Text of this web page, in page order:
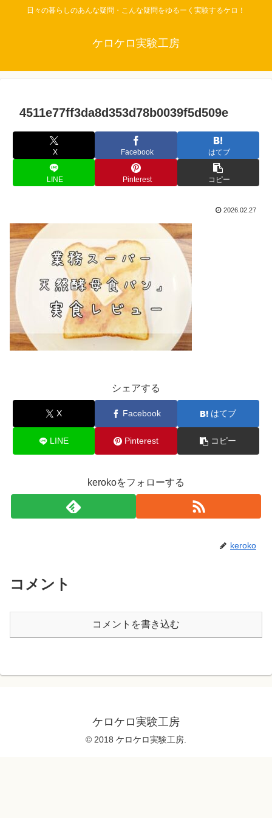
日々の暮らしのあんな疑問・こんな疑問をゆるーく実験するケロ！
ケロケロ実験工房
4511e77ff3da8d353d78b0039f5d509e
X Facebook はてブ
LINE Pinterest コピー
2026.02.27
シェアする
X Facebook はてブ
LINE Pinterest コピー
kerokoをフォローする
keroko
コメント
コメントを書き込む
ケロケロ実験工房
© 2018 ケロケロ実験工房.